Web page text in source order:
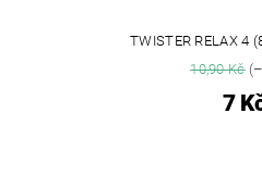
TWISTER RELAX 4
10,90 Kč
7